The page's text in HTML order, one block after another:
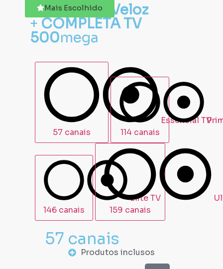
Fibra Ótica
Veloz
+COMPLETA TV
500mega
57 canais
114 canais
146 canais
159 canais
57 canais
Produtos inclusos
Mais Escolhido